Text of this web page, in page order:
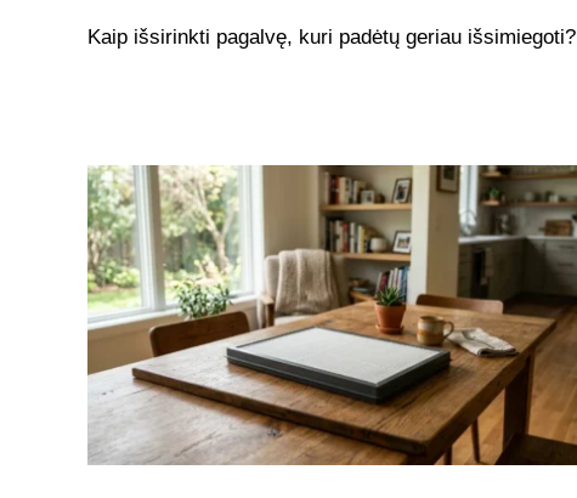
Kaip išsirinkti pagalvę, kuri padėtų geriau išsimiegoti?